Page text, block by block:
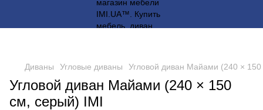
Диваны Угловые диваны Угловой диван Майами (240 ×
Угловой диван Майами (240 × 150
см, серый) IMI